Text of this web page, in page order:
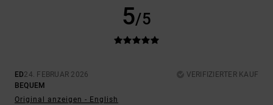
5/5
ED24. FEBRUAR 2026
VERIFIZIERTER KAUF
BEQUEM
Original anzeigen - English